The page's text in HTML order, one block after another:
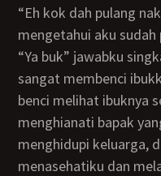
“Eh kok dah pulang nak” kata ibuk setelah
mengetahui aku sudah
“Ya buk” jawabku singkat, dan aku benar benar
sangat membenci
benci melihat ibuknya
menghianati bapak
menghidupi keluarga,
menasehatiku dan